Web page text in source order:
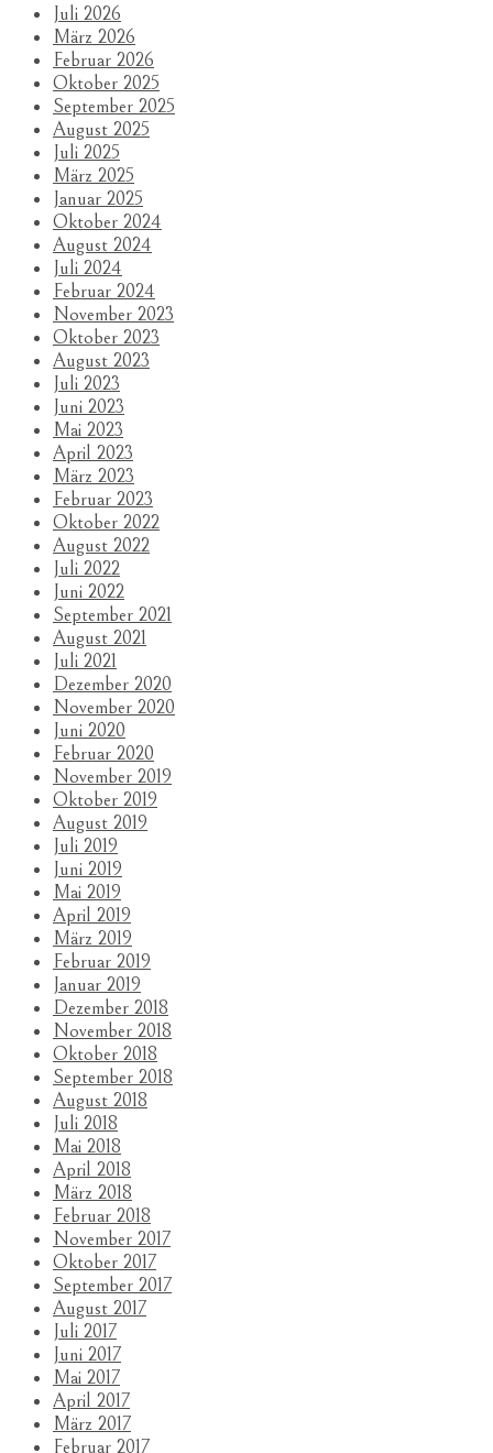
Juli 2026
März 2026
Februar 2026
Oktober 2025
September 2025
August 2025
Juli 2025
März 2025
Januar 2025
Oktober 2024
August 2024
Juli 2024
Februar 2024
November 2023
Oktober 2023
August 2023
Juli 2023
Juni 2023
Mai 2023
April 2023
März 2023
Februar 2023
Oktober 2022
August 2022
Juli 2022
Juni 2022
September 2021
August 2021
Juli 2021
Dezember 2020
November 2020
Juni 2020
Februar 2020
November 2019
Oktober 2019
August 2019
Juli 2019
Juni 2019
Mai 2019
April 2019
März 2019
Februar 2019
Januar 2019
Dezember 2018
November 2018
Oktober 2018
September 2018
August 2018
Juli 2018
Mai 2018
April 2018
März 2018
Februar 2018
November 2017
Oktober 2017
September 2017
August 2017
Juli 2017
Juni 2017
Mai 2017
April 2017
März 2017
Februar 2017